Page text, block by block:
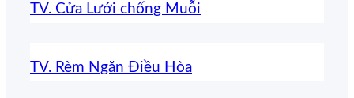
TV. Cửa Lưới chống Muỗi
TV. Rèm Ngăn Điều Hòa